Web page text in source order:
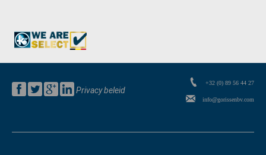
Privacy beleid
+32 (0) 89 56 44 27
info@gorissenbv.com